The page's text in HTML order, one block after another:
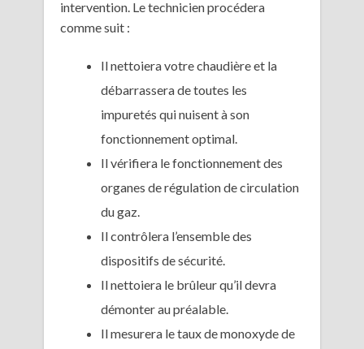
intervention. Le technicien procédera
comme suit :
Il nettoiera votre chaudière et la
débarrassera de toutes les
impuretés qui nuisent à son
fonctionnement optimal.
Il vérifiera le fonctionnement des
organes de régulation de circulation
du gaz.
Il contrôlera l’ensemble des
dispositifs de sécurité.
Il nettoiera le brûleur qu’il devra
démonter au préalable.
Il mesurera le taux de monoxyde de